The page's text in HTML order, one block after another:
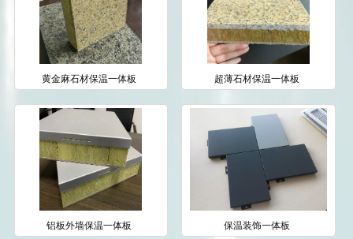
黄金麻石材保温一体板 超薄石材保温一体板
铝板外墙保温一体板 保温装饰一体板